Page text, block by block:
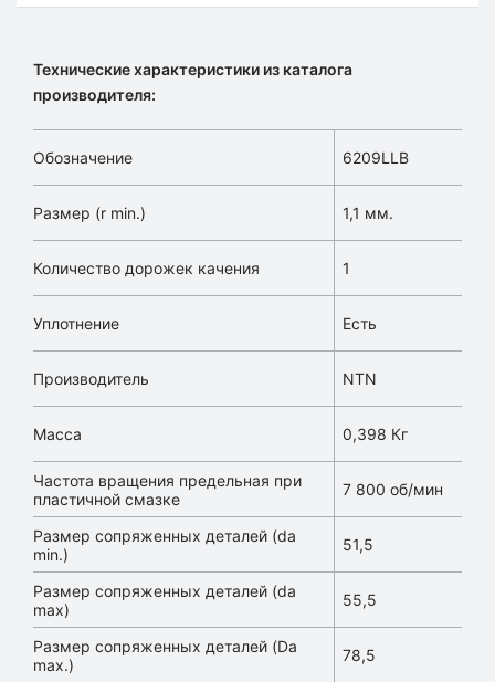
Технические характеристики из каталога
производителя:
Обозначение 6209LLB
Размер (r min.) 1,1 мм.
Количество дорожек качения 1
Уплотнение Есть
Производитель NTN
Масса 0,398 Кг
Частота вращения предельная при
пластичной смазке
7 800 об/мин
Размер сопряженных деталей (da
min.)
51,5
Размер сопряженных деталей (da
max)
55,5
Размер сопряженных деталей (Da
max.)
78,5